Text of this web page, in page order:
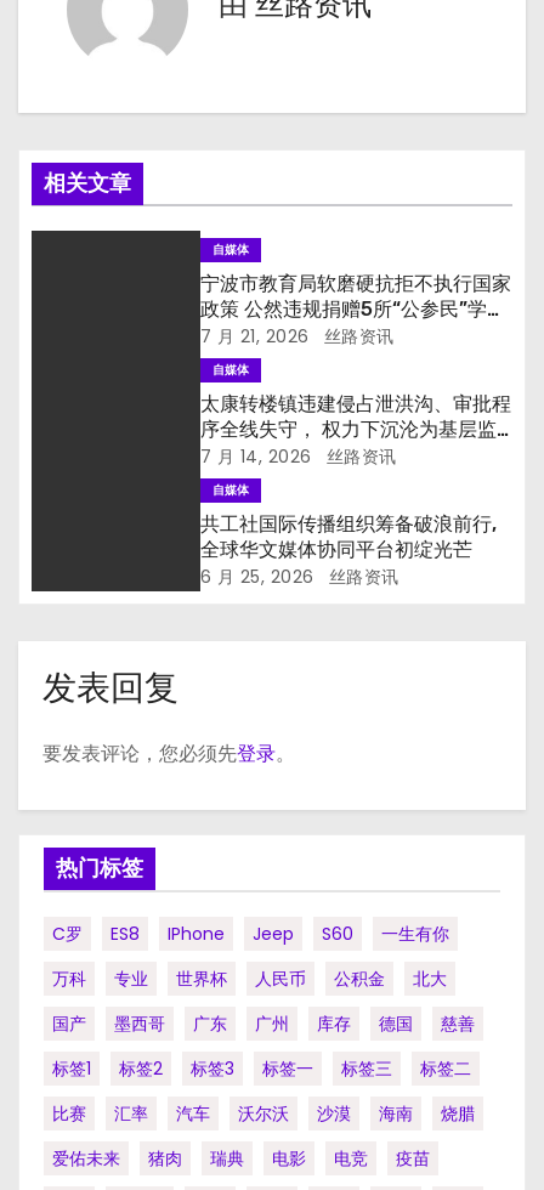
相关文章
自媒体
宁波市教育局软磨硬抗拒不执行国家
政策 公然违规捐赠5所“公参民”学校
国有资产
7 月 21, 2026 丝路资讯
自媒体
太康转楼镇违建侵占泄洪沟、审批程
序全线失守， 权力下沉沦为基层监
管失责“挡箭牌”
7 月 14, 2026 丝路资讯
自媒体
共工社国际传播组织筹备破浪前行,
全球华文媒体协同平台初绽光芒
6 月 25, 2026 丝路资讯
发表回复
要发表评论，您必须先登录。
热门标签
C罗 ES8 IPhone Jeep S60
一生有你
万科
专业 世界杯 人民币 公积金
北大
国产
墨西哥 广东 广州 库存 德国
慈善
标签1
标签2 标签3 标签一 标签三
标签二
比赛
汇率 汽车 沃尔沃 沙漠 海南
烧腊
爱佑未来
猪肉 瑞典 电影 电竞
疫苗